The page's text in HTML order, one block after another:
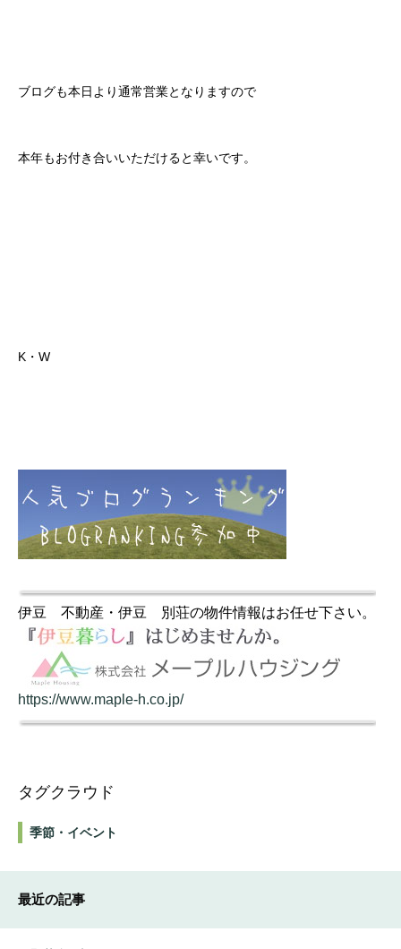
ブログも本日より通常営業となりますので
本年もお付き合いいただけると幸いです。
K・W
伊豆 不動産・伊豆 別荘の物件情報はお任せ下さい。
https://www.maple-h.co.jp/
タグクラウド
季節・イベント
最近の記事